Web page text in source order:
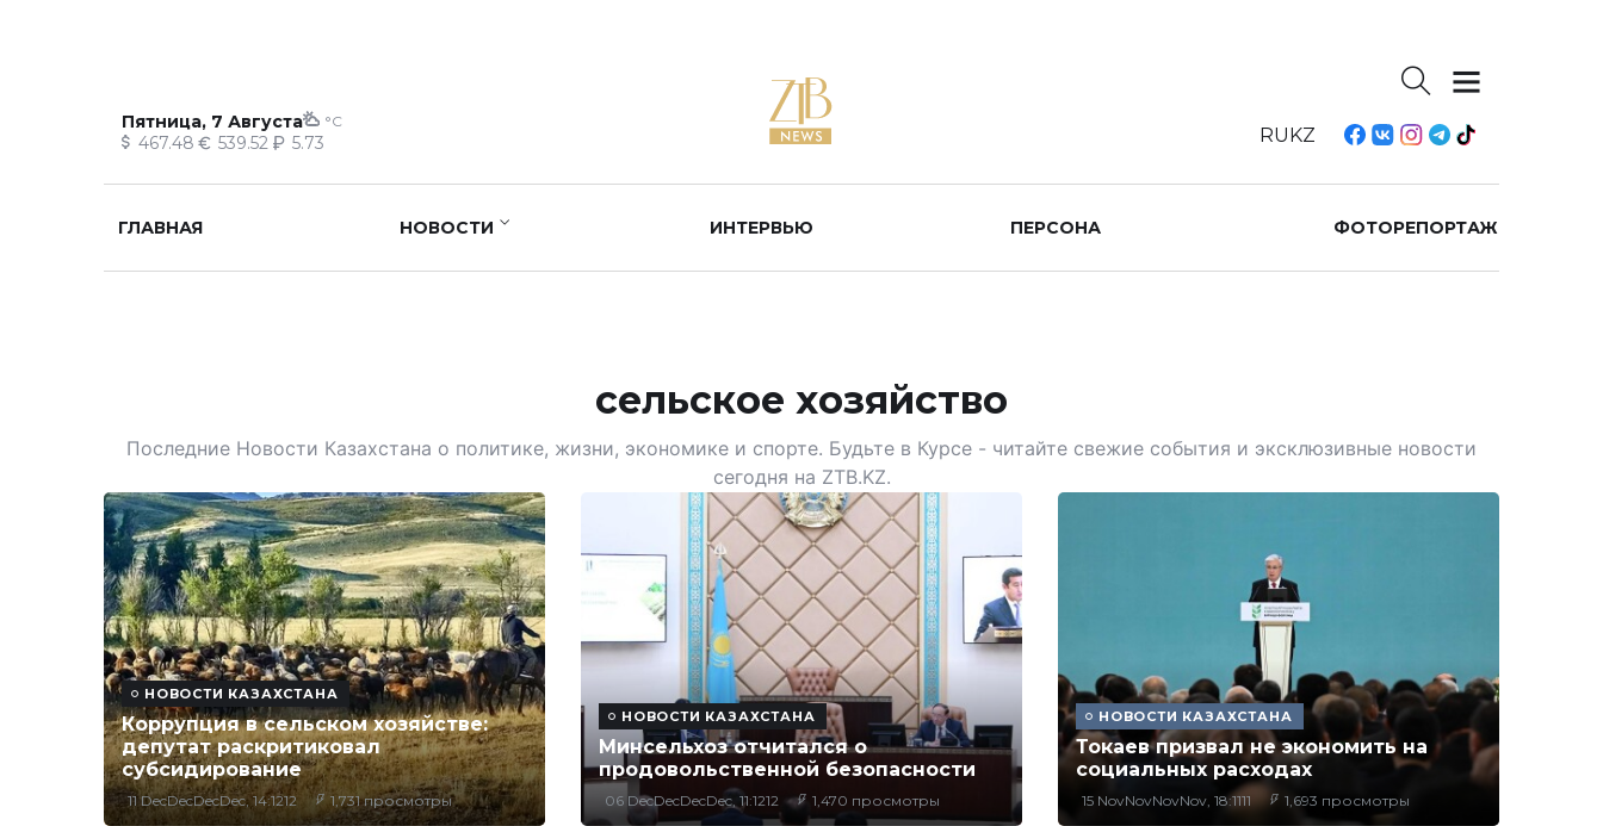
Пятница, 7 Августа °C
467.48 539.52 5.73 RUKZ
ГЛАВНАЯ НОВОСТИ ИНТЕРВЬЮ ПЕРСОНА ФОТОРЕПОРТАЖ
сельское хозяйство
Последние Новости Казахстана о политике, жизни, экономике и спорте. Будьте в Курсе - читайте свежие события и эксклюзивные новости
сегодня на ZTB.KZ.
НОВОСТИ КАЗАХСТАНА
Коррупция в сельском хозяйстве:
депутат раскритиковал
субсидирование
11 DecDecDecDec, 14:1212 1,731 просмотры
НОВОСТИ КАЗАХСТАНА
Минсельхоз отчитался о
продовольственной безопасности
06 DecDecDecDec, 11:1212 1,470 просмотры
НОВОСТИ КАЗАХСТАНА
Токаев призвал не экономить на
социальных расходах
15 NovNovNovNov, 18:1111 1,693 просмотры